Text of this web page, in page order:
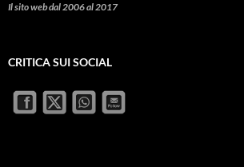
Il sito web dal 2006 al 2017
CRITICA SUI SOCIAL